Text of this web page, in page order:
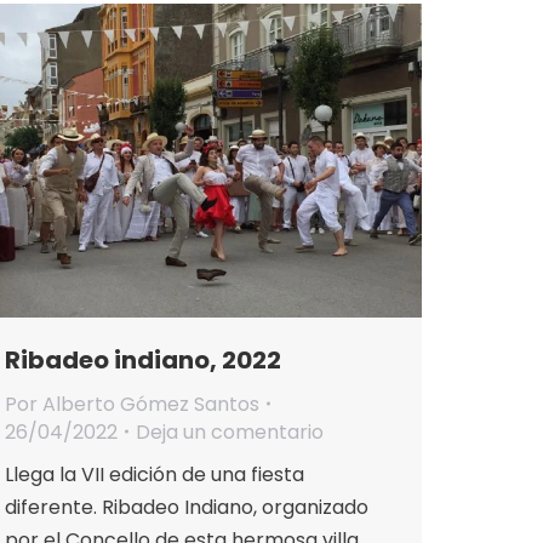
Ribadeo indiano, 2022
Por Alberto Gómez Santos
26/04/2022
Deja un comentario
Llega la VII edición de una fiesta
diferente. Ribadeo Indiano, organizado